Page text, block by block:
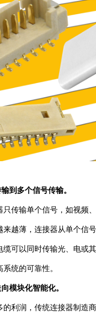
到多个信号传输。
只传输单个信号，如视频
来越薄，连接器从单个信
缆可以同时传输光、电或
统的可靠性。
模块化智能化。
的利润，传统连接器制造